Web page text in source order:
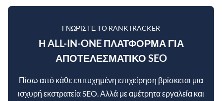
ΓΝΩΡΊΣΤΕ ΤΟ RANKTRACKER
Η ALL-IN-ONE ΠΛΑΤΦΌΡΜΑ ΓΙΑ
ΑΠΟΤΕΛΕΣΜΑΤΙΚΌ SEO
Πίσω από κάθε επιτυχημένη επιχείρηση βρίσκεται μια
ισχυρή εκστρατεία SEO. Αλλά με αμέτρητα εργαλεία και